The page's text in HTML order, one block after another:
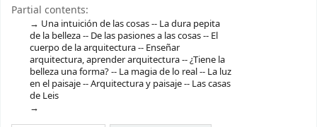
Partial contents:
Una intuición de las cosas -- La dura pepita
de la belleza -- De las pasiones a las cosas -- El
cuerpo de la arquitectura -- Enseñar
arquitectura, aprender arquitectura -- ¿Tiene la
belleza una forma? -- La magia de lo real -- La luz
en el paisaje -- Arquitectura y paisaje -- Las casas
de Leis